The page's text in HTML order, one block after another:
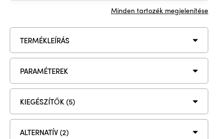
Minden tartozék megjelenítése
TERMÉKLEÍRÁS
PARAMÉTEREK
KIEGÉSZÍTŐK (5)
ALTERNATÍV (2)